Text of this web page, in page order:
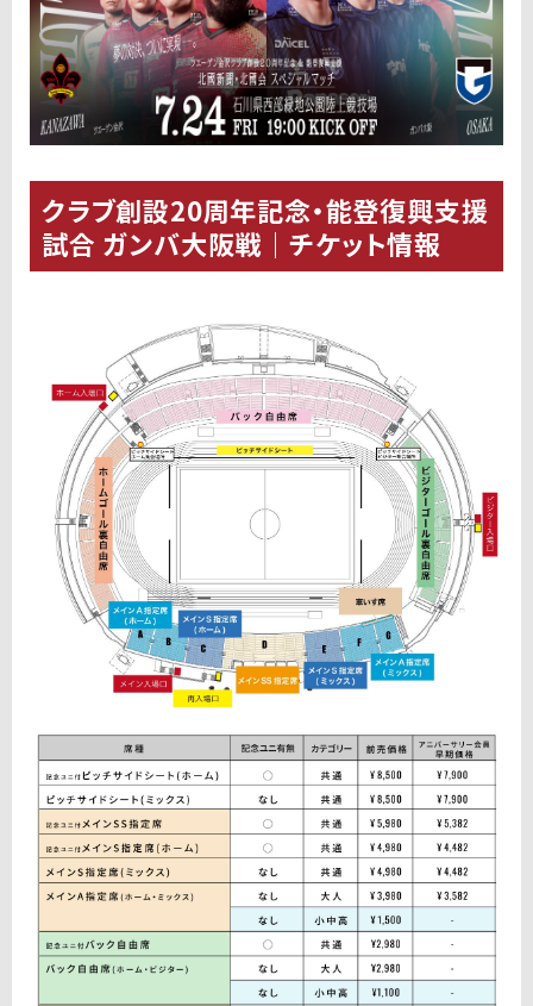
クラブ創設20周年記念・能登復興支援
試合 ガンバ大阪戦｜チケット情報